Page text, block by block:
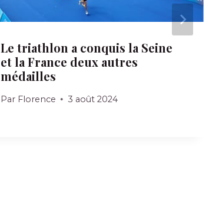
Le triathlon a conquis la Seine
et la France deux autres
médailles
Par Florence 3 août 2024